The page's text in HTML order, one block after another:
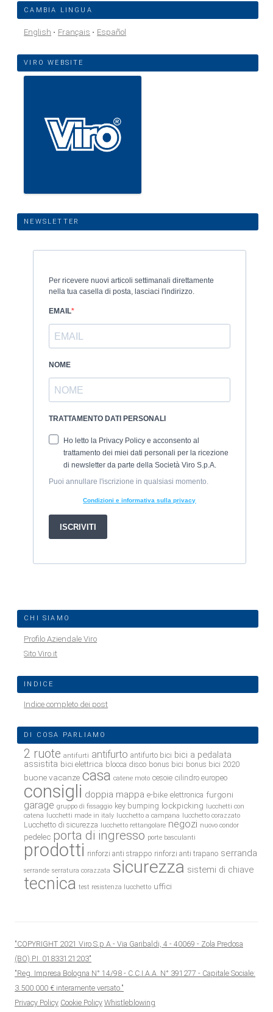
CAMBIA LINGUA
English Français Español
VIRO WEBSITE
NEWSLETTER
CHI SIAMO
Profilo Aziendale Viro
Sito Viro.it
INDICE
Indice completo dei post
DI COSA PARLIAMO
2 ruote antifurti antifurto antifurto bici bici a pedalata
assistita bici elettrica blocca disco bonus bici bonus bici 2020
buone vacanze casa catene moto cesoie cilindro europeo
consigli doppia mappa e-bike elettronica furgoni
garage gruppo di fissaggio key bumping lockpicking
lucchetti con
catena
lucchetti made in italy lucchetto a campana lucchetto corazzato
Lucchetto di sicurezza lucchetto rettangolare negozi nuovo condor
pedelec porta di ingresso porte basculanti
prodotti rinforzi anti strappo rinforzi anti trapano serranda
serrande serratura corazzata sicurezza sistemi di chiave
tecnica test resistenza lucchetto uffici
"COPYRIGHT 2021 Viro S.p.A.- Via Garibaldi, 4 - 40069 - Zola Predosa
(BO) P.I. 01833121203"
"Reg. Impresa Bologna N° 14/98 - C.C.I.A.A. N° 391277 - Capitale Sociale:
3.500.000 € interamente versato."
Privacy Policy Cookie Policy Whistleblowing